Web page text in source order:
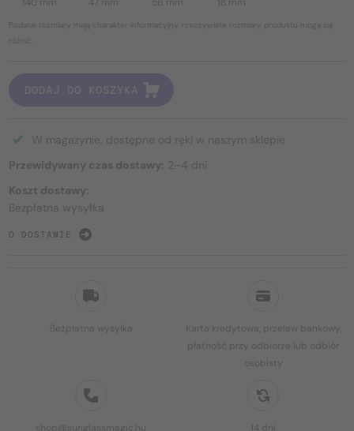
Bezpłatna wysyłka
Karta kredytowa, przelew bankowy,
płatność przy odbiorze lub odbiór
osobisty
shop@sunglassmagic.hu
14 dni
140 mm 47 mm 56 mm 18 mm
Podane rozmiary mają charakter informacyjny, rzeczywiste rozmiary produktu mogą się
różnić.
DODAJ DO KOSZYKA
W magazynie, dostępne od ręki w naszym sklepie
Przewidywany czas dostawy: 2–4 dni
Koszt dostawy:
Bezpłatna wysyłka
O DOSTAWIE